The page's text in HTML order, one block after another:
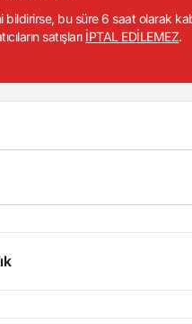
bu süre 6 saat olarak
satışları İPTAL EDİLEMEZ.